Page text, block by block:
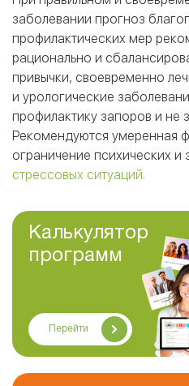
заболевании прогноз
профилактических мер
рационально и
привычки, своевременно
и урологические
профилактику запоров и не
Рекомендуются умеренная
ограничение психических и
стрессовых ситуаций.
Калькулятор
программ
Перейти